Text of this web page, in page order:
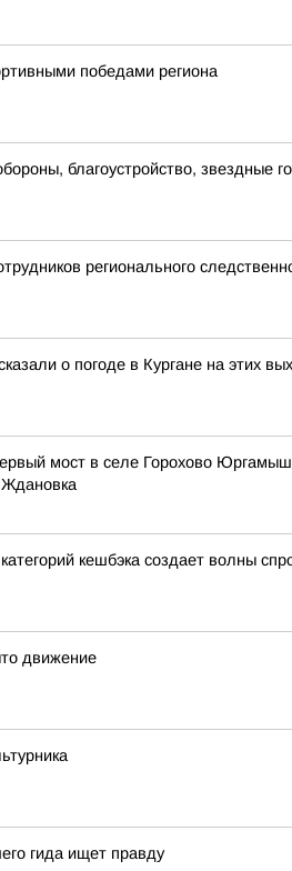
победами региона
благоустройство, звездные
регионального
о погоде в Кургане на этих
мост в селе Горохово
кешбэка создает волны
движение
гида ищет правду